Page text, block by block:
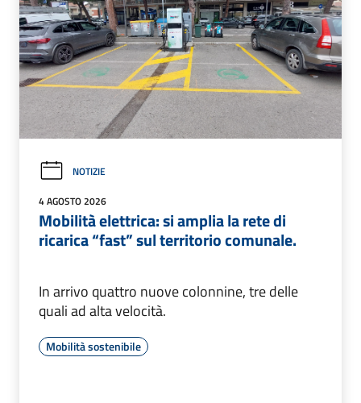
NOTIZIE
4 AGOSTO 2026
Mobilità elettrica: si amplia la rete di
ricarica “fast” sul territorio comunale.
In arrivo quattro nuove colonnine, tre delle
quali ad alta velocità.
Mobilità sostenibile